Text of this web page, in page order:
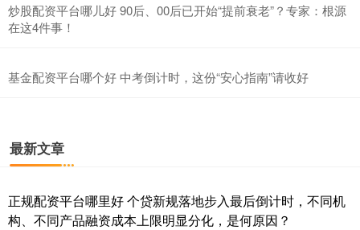
炒股配资平台哪儿好 90后、00后已开始“提前衰老”？专家：根源
在这4件事！
基金配资平台哪个好 中考倒计时，这份“安心指南”请收好
最新文章
正规配资平台哪里好 个贷新规落地步入最后倒计时，不同机
构、不同产品融资成本上限明显分化，是何原因？